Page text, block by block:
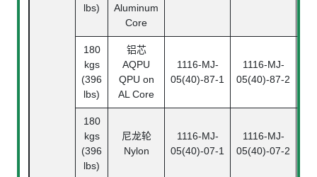
lbs)
Aluminum
Core
180
kgs
(396
lbs)
铝芯
AQPU
QPU on
AL Core
1116-MJ-
05(40)-87-1
1116-MJ-
05(40)-87-2
180
kgs
(396
lbs)
尼龙轮
Nylon
1116-MJ-
05(40)-07-1
1116-MJ-
05(40)-07-2